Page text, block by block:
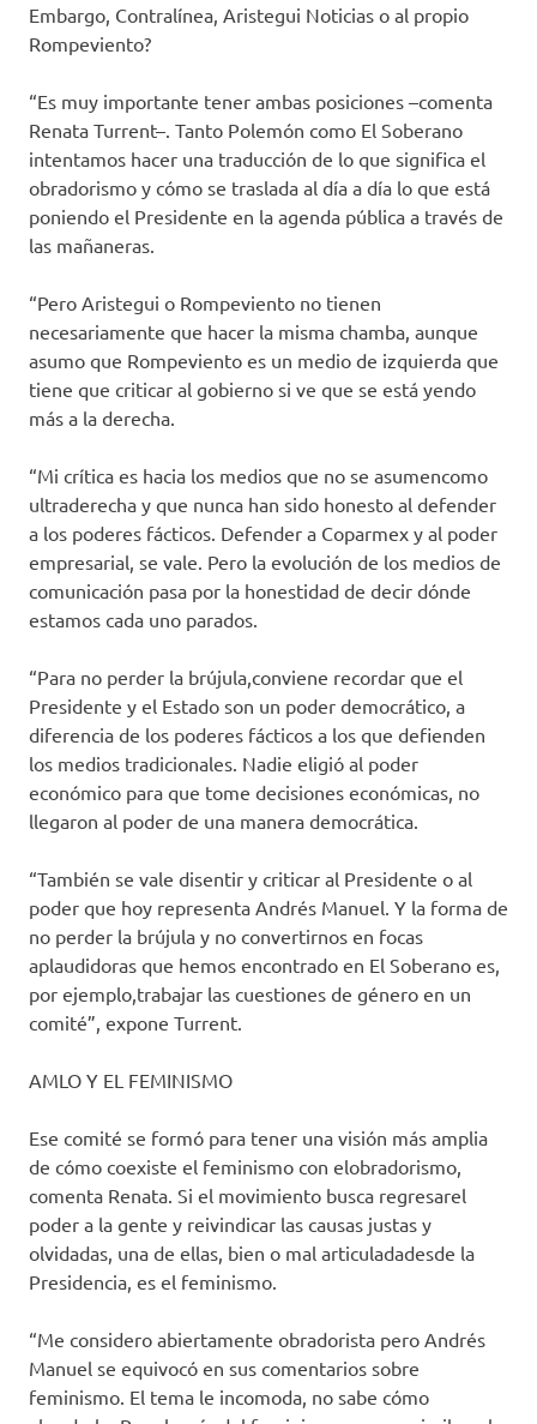
Embargo, Contralínea, Aristegui Noticias o al propio
Rompeviento?
“Es muy importante tener ambas posiciones –comenta
Renata Turrent–. Tanto Polemón como El Soberano
intentamos hacer una traducción de lo que significa el
obradorismo y cómo se traslada al día a día lo que está
poniendo el Presidente en la agenda pública a través de
las mañaneras.
“Pero Aristegui o Rompeviento no tienen
necesariamente que hacer la misma chamba, aunque
asumo que Rompeviento es un medio de izquierda que
tiene que criticar al gobierno si ve que se está yendo
más a la derecha.
“Mi crítica es hacia los medios que no se asumencomo
ultraderecha y que nunca han sido honesto al defender
a los poderes fácticos. Defender a Coparmex y al poder
empresarial, se vale. Pero la evolución de los medios de
comunicación pasa por la honestidad de decir dónde
estamos cada uno parados.
“Para no perder la brújula,conviene recordar que el
Presidente y el Estado son un poder democrático, a
diferencia de los poderes fácticos a los que defienden
los medios tradicionales. Nadie eligió al poder
económico para que tome decisiones económicas, no
llegaron al poder de una manera democrática.
“También se vale disentir y criticar al Presidente o al
poder que hoy representa Andrés Manuel. Y la forma de
no perder la brújula y no convertirnos en focas
aplaudidoras que hemos encontrado en El Soberano es,
por ejemplo,trabajar las cuestiones de género en un
comité”, expone Turrent.
AMLO Y EL FEMINISMO
Ese comité se formó para tener una visión más amplia
de cómo coexiste el feminismo con elobradorismo,
comenta Renata. Si el movimiento busca regresarel
poder a la gente y reivindicar las causas justas y
olvidadas, una de ellas, bien o mal articuladadesde la
Presidencia, es el feminismo.
“Me considero abiertamente obradorista pero Andrés
Manuel se equivocó en sus comentarios sobre
feminismo. El tema le incomoda, no sabe cómo